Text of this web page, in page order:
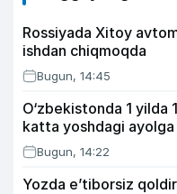
Rossiyada Xitoy
ishdan chiqmoqda
Bugun, 14:45
O‘zbekistonda 1 yilda
katta yoshdagi ayolga
Bugun, 14:22
Yozda e’tiborsiz